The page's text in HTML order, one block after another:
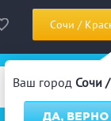
Сочи /
Ваш город Сочи
ДА, ВЕРНО